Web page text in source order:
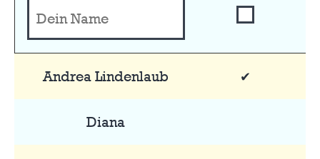
Andrea Lindenlaub ✔
Diana